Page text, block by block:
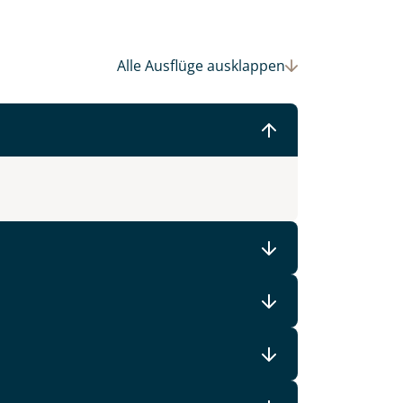
Alle Ausflügeausklappen
Wunschtermine für die Reise